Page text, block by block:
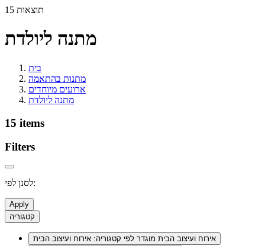
15 תוצאות
מתנה ליולדת
בית
מתנות בהתאמה
ארועים מיוחדים
מתנה ליולדת
15 items
Filters
לסנן לפי:
Apply
קטגוריה
אירוח ועיצוב הבית מוגדר לפי קטגוריה: אירוח ועיצוב הבית